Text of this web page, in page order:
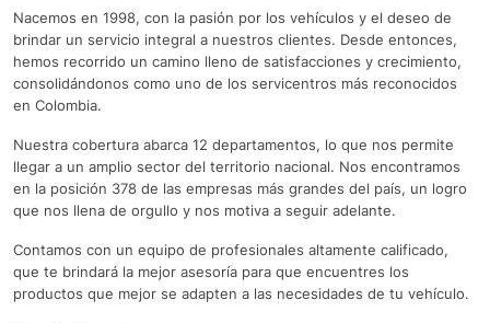
Nacemos en 1998, con la pasión por los vehículos y el deseo de
brindar un servicio integral a nuestros clientes. Desde entonces,
hemos recorrido un camino lleno de satisfacciones y crecimiento,
consolidándonos como uno de los servicentros más reconocidos
en Colombia.
Nuestra cobertura abarca 12 departamentos, lo que nos permite
llegar a un amplio sector del territorio nacional. Nos encontramos
en la posición 378 de las empresas más grandes del país, un logro
que nos llena de orgullo y nos motiva a seguir adelante.
Contamos con un equipo de profesionales altamente calificado,
que te brindará la mejor asesoría para que encuentres los
productos que mejor se adapten a las necesidades de tu vehículo.